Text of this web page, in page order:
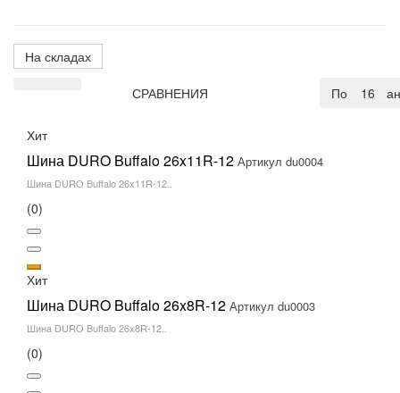
На складах
СРАВНЕНИЯ 16
По
Хит
Шина DURO Buffalo 26x11R-12 Артикул du0004
Шина DURO Buffalo 26x11R-12..
(0)
Хит
Шина DURO Buffalo 26x8R-12 Артикул du0003
Шина DURO Buffalo 26x8R-12..
(0)